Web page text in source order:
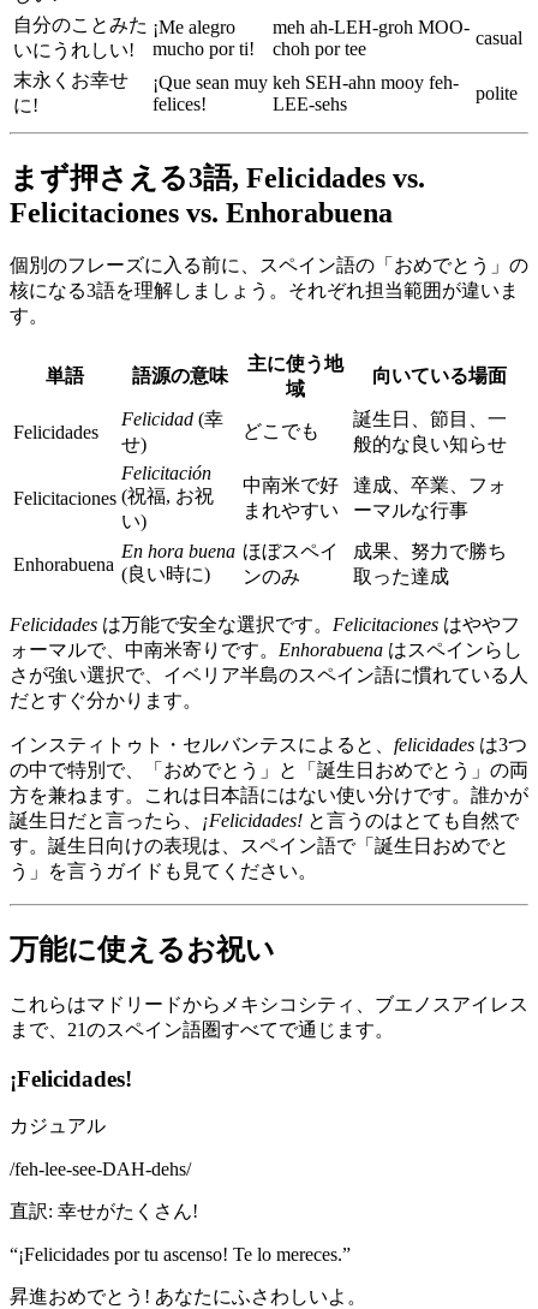
自分のことみた
いにうれしい!
¡Me alegro
mucho por ti!
meh ah-LEH-groh MOO-
choh por tee
casual
末永くお幸せ
に!
¡Que sean muy
felices!
keh SEH-ahn mooy feh-
LEE-sehs
polite
まず押さえる3語, Felicidades vs.
Felicitaciones vs. Enhorabuena
個別のフレーズに入る前に、スペイン語の「おめでとう」の
核になる3語を理解しましょう。それぞれ担当範囲が違いま
す。
単語 語源の意味
主に使う地
域
向いている場面
Felicidades
Felicidad (幸
せ)
どこでも
誕生日、節目、一
般的な良い知らせ
Felicitaciones
Felicitación
(祝福, お祝
い)
中南米で好
まれやすい
達成、卒業、フォ
ーマルな行事
Enhorabuena
En hora buena
(良い時に)
ほぼスペイ
ンのみ
成果、努力で勝ち
取った達成
Felicidades は万能で安全な選択です。 Felicitaciones はややフ
ォーマルで、中南米寄りです。 Enhorabuena はスペインらし
さが強い選択で、イベリア半島のスペイン語に慣れている人
だとすぐ分かります。
インスティトゥト・セルバンテスによると、 felicidades は3つ
の中で特別で、「おめでとう」と「誕生日おめでとう」の両
方を兼ねます。これは日本語にはない使い分けです。誰かが
誕生日だと言ったら、
¡Felicidades! と言うのはとても自然で
す。誕生日向けの表現は、スペイン語で「誕生日おめでと
う」を言うガイドも見てください。
万能に使えるお祝い
これらはマドリードからメキシコシティ、ブエノスアイレス
まで、21のスペイン語圏すべてで通じます。
¡Felicidades!
カジュアル
/feh-lee-see-DAH-dehs/
直訳: 幸せがたくさん!
“¡Felicidades por tu ascenso! Te lo mereces.”
昇進おめでとう! あなたにふさわしいよ。